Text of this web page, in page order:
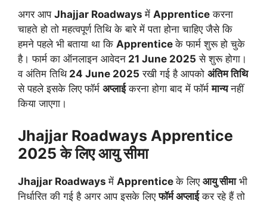
अगर आप Jhajjar Roadwaysमें Apprentice करना
चाहते हो तो महत्वपूर्ण तिथि के बारे में पता होना चाहिए जैसे कि
हमने पहले भी बताया था कि Apprenticeके फार्म शुरू हो चुके
है। फार्म का ऑनलाइन आवेदन 21 June 2025 से शुरू होगा।
व अंतिम तिथि 24 June 2025 रखी गई है आपको अंतिम तिथि
से पहले इसके लिए फॉर्म अप्लाईकरना होगा बाद में फॉर्ममान्यनहीं
किया जाएगा।
Jhajjar Roadways Apprentice
2025 के लिए आयु सीमा
Jhajjar Roadwaysमें Apprenticeके लिए आयु सीमाभी
निर्धारित की गई है अगर आप इसके लिएफॉर्म अप्लाईकर रहे हैं तो